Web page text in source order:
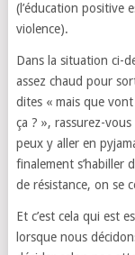
(l’éducation positive
violence).
Dans la situation ci-
assez chaud pour
dites « mais que
ça ? », rassurez-
peux y aller en
finalement s’habiller
de résistance, on se
Et c’est cela qui est
lorsque nous